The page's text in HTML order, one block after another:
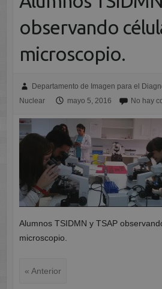
observando
microscopio.
Departamento de Imagen para el
Nuclear
mayo 5, 2016 No hay
Alumnos TSIDMN y TSAP
microscopio.
« Anterior